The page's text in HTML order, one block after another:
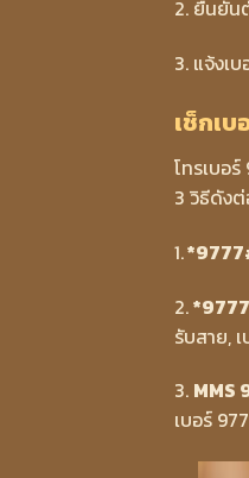
2. ยืนยัน
3. แจ้งเ
เช็กเ
โทรเบอ
3 วิธีดัง
1.
2.
รับสาย,
3. MMS
เบอร์